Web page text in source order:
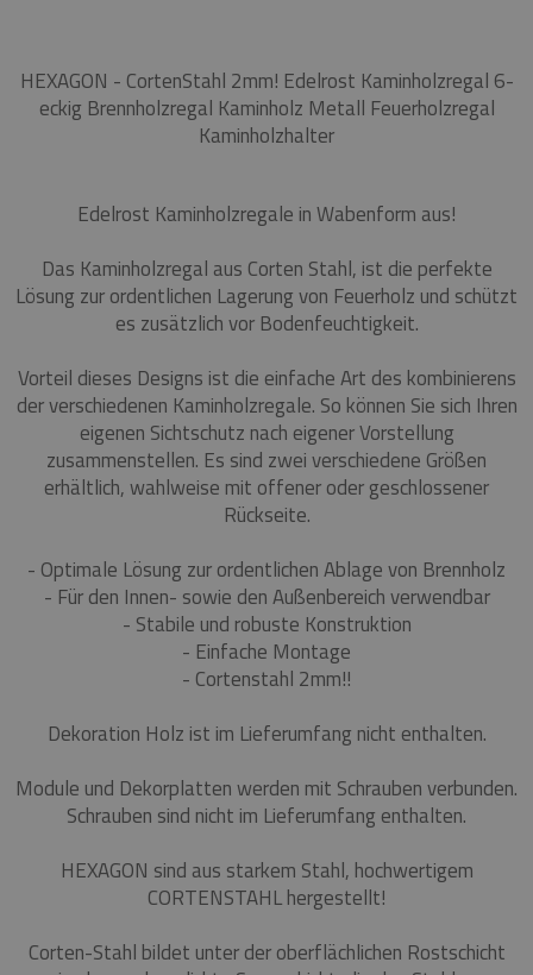
HEXAGON - CortenStahl 2mm! Edelrost Kaminholzregal 6-
eckig Brennholzregal Kaminholz Metall Feuerholzregal
Kaminholzhalter
Edelrost Kaminholzregale in Wabenform aus!
Das Kaminholzregal aus Corten Stahl, ist die perfekte
Lösung zur ordentlichen Lagerung von Feuerholz und schützt
es zusätzlich vor Bodenfeuchtigkeit.
Vorteil dieses Designs ist die einfache Art des kombinierens
der verschiedenen Kaminholzregale. So können Sie sich Ihren
eigenen Sichtschutz nach eigener Vorstellung
zusammenstellen. Es sind zwei verschiedene Größen
erhältlich, wahlweise mit offener oder geschlossener
Rückseite.
- Optimale Lösung zur ordentlichen Ablage von Brennholz
- Für den Innen- sowie den Außenbereich verwendbar
- Stabile und robuste Konstruktion
- Einfache Montage
- Cortenstahl 2mm!!
Dekoration Holz ist im Lieferumfang nicht enthalten.
Module und Dekorplatten werden mit Schrauben verbunden.
Schrauben sind nicht im Lieferumfang enthalten.
HEXAGON sind aus starkem Stahl, hochwertigem
CORTENSTAHL hergestellt!
Corten-Stahl bildet unter der oberflächlichen Rostschicht